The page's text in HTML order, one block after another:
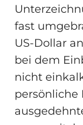
fast
US-Dollar
bei dem
nicht
persönliche